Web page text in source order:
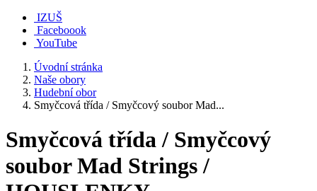
IZUŠ
Faceboook
YouTube
Úvodní stránka
Naše obory
Hudební obor
Smyčcová třída / Smyčcový soubor Mad...
Smyčcová třída / Smyčcový
soubor Mad Strings /